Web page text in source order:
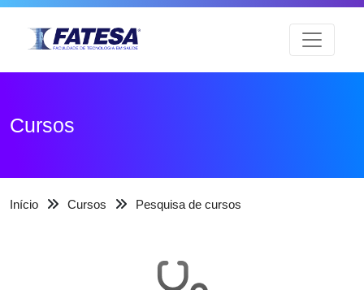
Cursos
Início Cursos Pesquisa de cursos